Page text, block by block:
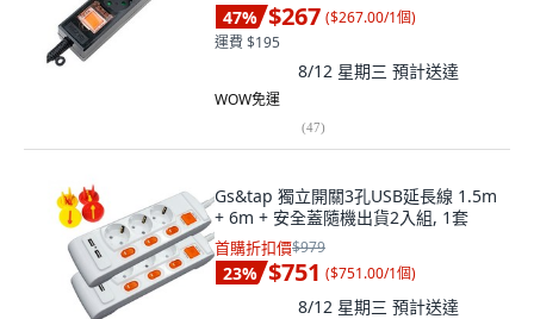
47% $267 ($267.00/1個)
運費 $195
8/12 星期三 預計送達
WOW免運
(47)
Gs&tap 獨立開關3孔USB延長線 1.5m
+ 6m + 安全蓋隨機出貨2入組, 1套
首購折扣價$979
23% $751 ($751.00/1個)
8/12 星期三 預計送達